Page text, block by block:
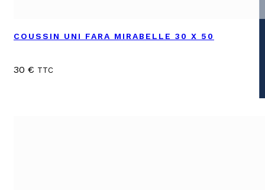
COUSSIN UNI FARA MIRABELLE 30 X 50
30 € TTC